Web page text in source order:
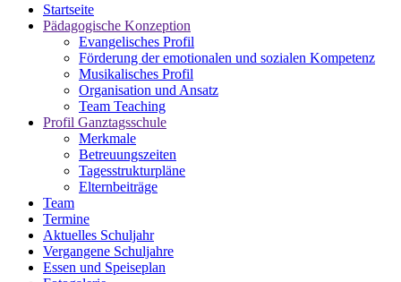
Startseite
Pädagogische Konzeption
Evangelisches Profil
Förderung der emotionalen und sozialen Kompetenz
Musikalisches Profil
Organisation und Ansatz
Team Teaching
Profil Ganztagsschule
Merkmale
Betreuungszeiten
Tagesstrukturpläne
Elternbeiträge
Team
Termine
Aktuelles Schuljahr
Vergangene Schuljahre
Essen und Speiseplan